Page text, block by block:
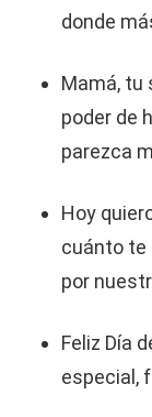
donde
Mamá, tu
poder de
parezca
Hoy
cuánto te
por
Feliz Día
especial,